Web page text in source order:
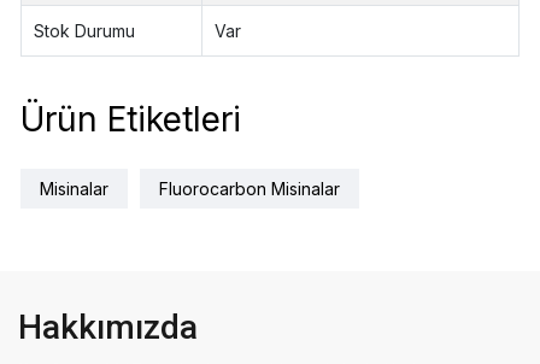
Stok Durumu Var
Ürün Etiketleri
Misinalar Fluorocarbon Misinalar
Hakkımızda